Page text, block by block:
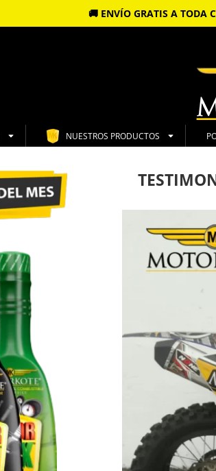
🚚 ENVÍO GRATIS A TODA
NUESTROS PRODUCTOS